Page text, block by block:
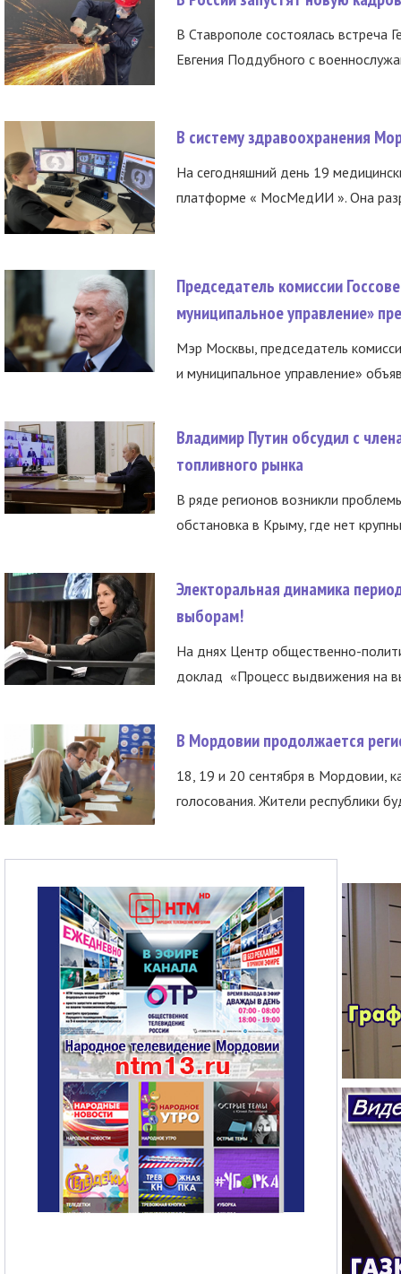
В Ставрополе состоялась встреча
Евгения Поддубного с
В систему здравоохранения
На сегодняшний день 19
платформе « МосМедИИ ». Она
Председатель комиссии
муниципальное управление»
Мэр Москвы, председатель
и муниципальное управление»
Владимир Путин обсудил с
топливного рынка
В ряде регионов возникли
обстановка в Крыму, где нет
Электоральная динамика
выборам!
На днях Центр общественно-
доклад «Процесс выдвижения на
В Мордовии продолжается
18, 19 и 20 сентября в Мордовии,
голосования. Жители республики